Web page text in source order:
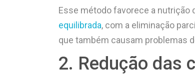
Esse método favorece a nutrição
equilibrada, com a eliminação
que também causam problemas
2. Redução das